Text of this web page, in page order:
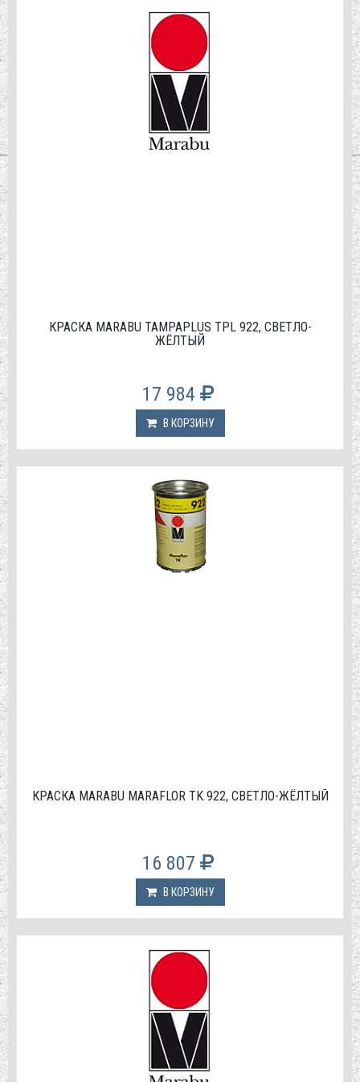
КРАСКА MARABU TAMPAPLUS TPL 922, СВЕТЛО-
ЖЁЛТЫЙ
17 984
В КОРЗИНУ
КРАСКА МАRABU MARAFLOR TK 922, СВЕТЛО-ЖЁЛТЫЙ
16 807
В КОРЗИНУ